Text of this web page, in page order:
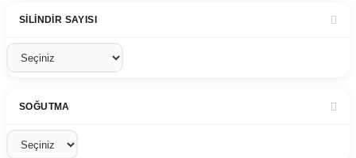
SILINDIR SAYISI
SOĞUTMA